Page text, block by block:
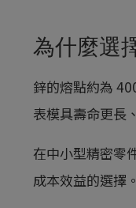
為什麼選
鋅的熔點約為
表模具壽命更長
在中小型精密零
成本效益的選擇。